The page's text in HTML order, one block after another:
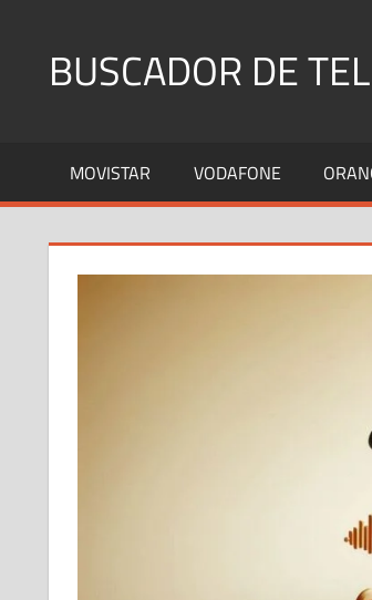
contenidoBUSCADOR DE
Fijos
y
MOVISTAR VODAFONE